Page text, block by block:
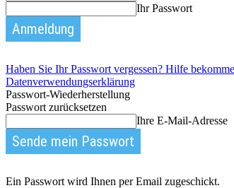
Ihr Passwort
Haben Sie Ihr Passwort vergessen? Hilfe
Datenverwendungserklärung
Passwort-Wiederherstellung
Passwort zurücksetzen
Ihre E-Mail-Adresse
Ein Passwort wird Ihnen per Email zugeschickt.